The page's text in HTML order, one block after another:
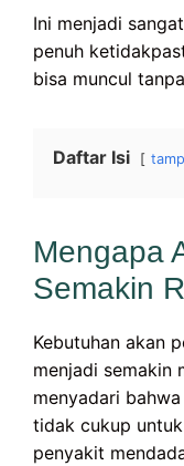
Ini menjadi
penuh
bisa muncul
Daftar Isi
Mengapa
Semakin
Kebutuhan akan
menjadi semakin
menyadari
tidak cukup
penyakit